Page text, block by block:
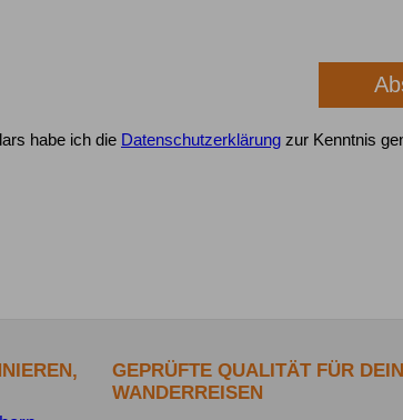
habe ich die Datenschutzerklärung zur Kenntnis
GEPRÜFTE QUALITÄT FÜR
WANDERREISEN